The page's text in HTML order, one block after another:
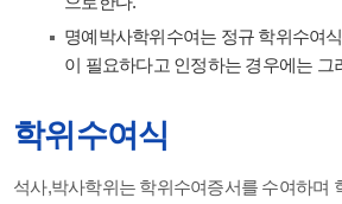
명예박사학위수여는 정규 학위수여
이 필요하다고 인정하는 경우에는 그
학위수여식
석사,박사학위는 학위수여증서를 수여하며